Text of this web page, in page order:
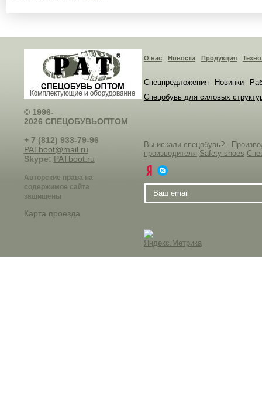
© 1996-
2026 СПЕЦОБУВЬОПТОМ
+ 7 (812) 933-79-96
PATboot@mail.ru
Skype: PATboot.ru
Авторские права на
содержимое сайта
защищены
Карта проезда
О нас Новости Продукция
Спецпредложения Новинки
Спецобувь для силовых
Вы искали спецобувь? -
производителя Safety shoes